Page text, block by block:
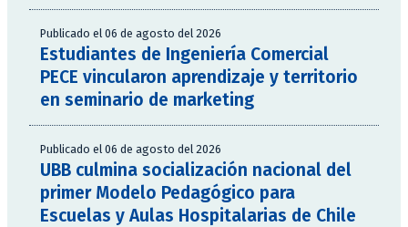
Publicado el 06 de agosto del 2026
Estudiantes de Ingeniería Comercial
PECE vincularon aprendizaje y territorio
en seminario de marketing
Publicado el 06 de agosto del 2026
UBB culmina socialización nacional del
primer Modelo Pedagógico para
Escuelas y Aulas Hospitalarias de Chile